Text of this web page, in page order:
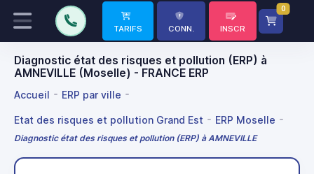
TARIFS CONN. INSCR
0
Diagnostic état des risques et pollution (ERP) à
AMNEVILLE (Moselle) - FRANCE ERP
Accueil ERP par ville
Etat des risques et pollution Grand Est ERP Moselle
Diagnostic état des risques et pollution (ERP) à AMNEVILLE